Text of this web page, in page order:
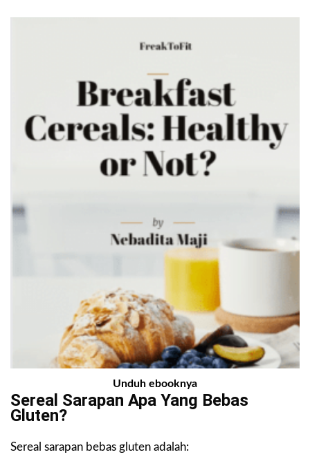
Unduh ebooknya
Sereal Sarapan Apa Yang Bebas
Gluten?
Sereal sarapan bebas gluten adalah: